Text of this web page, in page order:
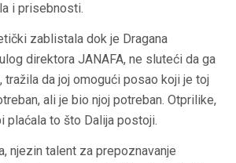
i prisebnosti.
zablistala dok je Dragana
direktora JANAFA, ne sluteći da ga
tražila da joj omogući posao koji je toj
ali je bio njoj potreban. Otprilike,
plaćala to što Dalija postoji.
njezin talent za prepoznavanje